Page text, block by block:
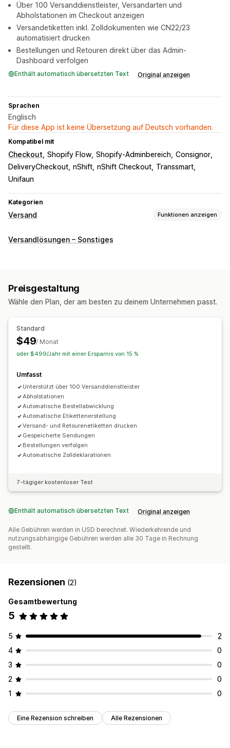
Über 100 Versanddienstleister, Versandarten und
Abholstationen im Checkout anzeigen
Versandetiketten inkl. Zolldokumenten wie CN22/23
automatisiert drucken
Bestellungen und Retouren direkt über das Admin-
Dashboard verfolgen
Enthält automatisch übersetzten Text Original anzeigen
Sprachen
Englisch
Für diese App ist keine Übersetzung auf Deutsch vorhanden.
Kompatibel mit
Checkout Shopify Flow Shopify-Adminbereich Consignor
DeliveryCheckout nShift nShift Checkout Transsmart
Unifaun
Kategorien
Versand Funktionen anzeigen
Etiketten und Verpackung
Verwaltung von Lieferungen
Versandlösungen – Sonstiges
Preisgestaltung
Wähle den Plan, der am besten zu deinem Unternehmen passt.
Standard
$49/ Monat
oder $499/Jahr mit einer Ersparnis von 15 %
Umfasst
Unterstützt über 100 Versanddienstleister
Abholstationen
Automatische Bestellabwicklung
Automatische Etikettenerstellung
Versand- und Retourenetiketten drucken
Gespeicherte Sendungen
Bestellungen verfolgen
Automatische Zolldeklarationen
7-tägiger kostenloser Test
Enthält automatisch übersetzten Text Original anzeigen
Alle Gebühren werden in USD berechnet. Wiederkehrende und
nutzungsabhängige Gebühren werden alle 30 Tage in Rechnung
gestellt.
Rezensionen (2)
Gesamtbewertung
5
5
2
4
0
3
0
2
0
1
0
Eine Rezension schreiben Alle Rezensionen